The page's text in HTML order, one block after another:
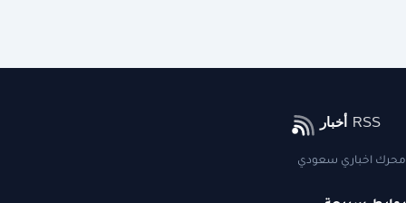
محرك اخباري سعودي